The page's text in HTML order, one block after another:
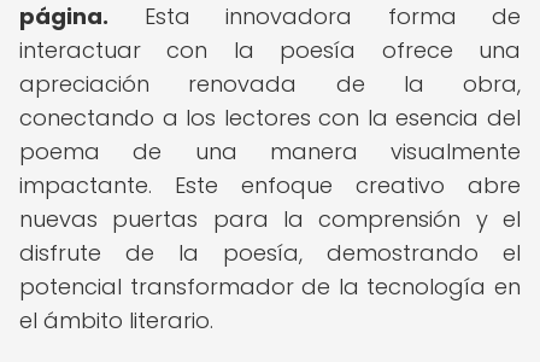
página. Esta innovadora forma de
interactuar con la poesía ofrece una
apreciación renovada de la obra,
conectando a los lectores con la esencia del
poema de una manera visualmente
impactante. Este enfoque creativo abre
nuevas puertas para la comprensión y el
disfrute de la poesía, demostrando el
potencial transformador de la tecnología en
el ámbito literario.